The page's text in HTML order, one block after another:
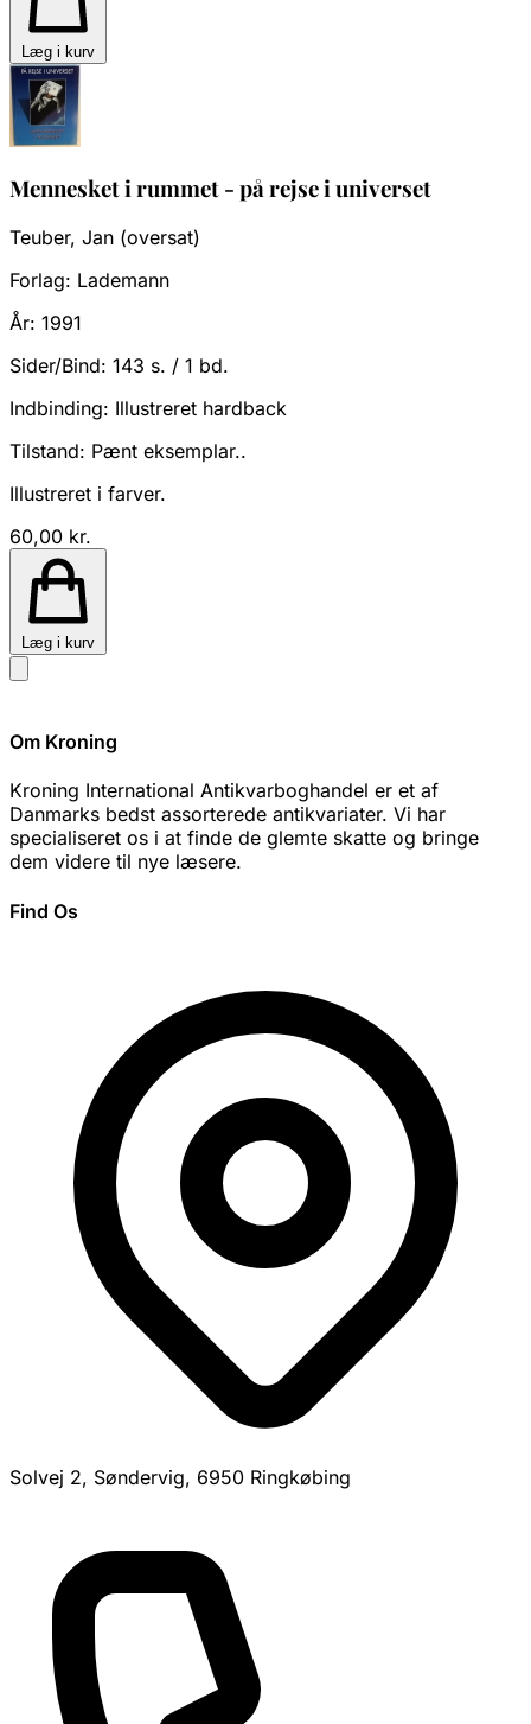
Læg i kurv
Mennesket i rummet - på rejse i universet
Teuber, Jan (oversat)
Forlag: Lademann
År: 1991
Sider/Bind: 143 s. / 1 bd.
Indbinding: Illustreret hardback
Tilstand: Pænt eksemplar..
Illustreret i farver.
60,00 kr.
Læg i kurv
Om Kroning
Kroning International Antikvarboghandel er et af
Danmarks bedst assorterede antikvariater. Vi har
specialiseret os i at finde de glemte skatte og bringe
dem videre til nye læsere.
Find Os
Solvej 2, Søndervig, 6950 Ringkøbing